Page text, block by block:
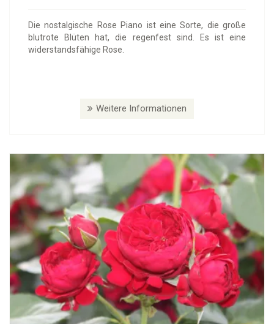
Die nostalgische Rose Piano ist eine Sorte, die große
blutrote Blüten hat, die regenfest sind. Es ist eine
widerstandsfähige Rose.
Weitere Informationen